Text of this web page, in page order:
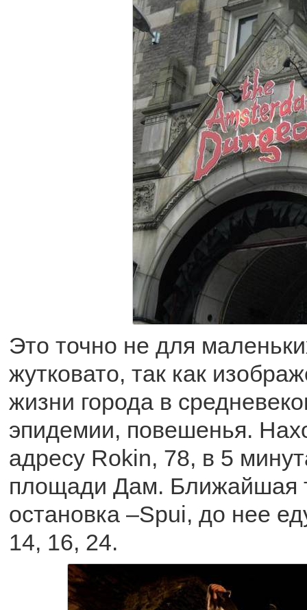
Это точно не для
жутковато, так как
жизни города в
эпидемии, повешенья.
адресу Rokin, 78, в 5
площади Дам. Ближайшая
остановка –Spui, до нее
14, 16, 24.